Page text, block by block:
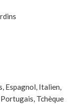
Espagnol, Italien,
Tchèque